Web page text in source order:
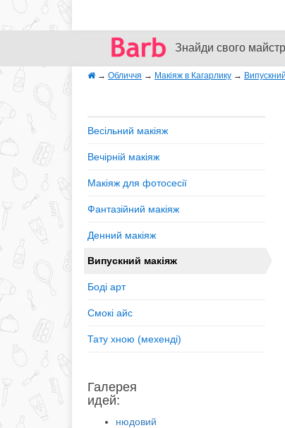
Знайди свого
→ Обличчя → Макіяж в Кагарлику →
Весільний макіяж
Вечірній макіяж
Макіяж для фотосесії
Фантазійний макіяж
Денний макіяж
Випускний макіяж
Боді арт
Смокі айс
Тату хною (мехенді)
Галерея
идей:
нюдовий